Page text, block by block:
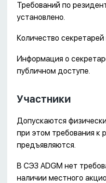
Требований по
установлено.
Количество секретарей
Информация о
публичном доступе.
Участники
Допускаются
при этом требования к
предъявляются.
В СЭЗ ADGM нет
наличии местного